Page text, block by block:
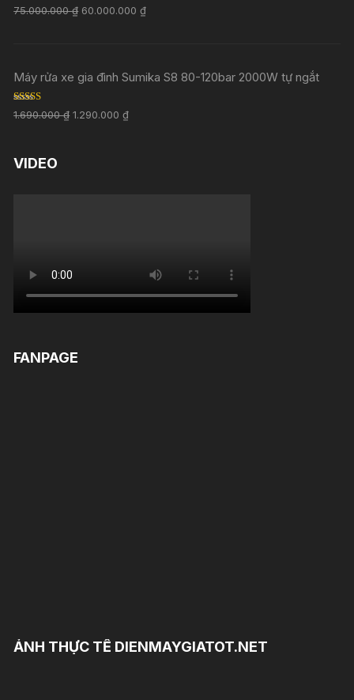
Rated5.00
out of 5
75.000.000₫ 60.000.000₫
Máy rửa xe gia đình Sumika S8 80-120bar 2000W tự ngắt
Rated 5.00
out of 5
1.690.000₫ 1.290.000₫
VIDEO
FANPAGE
ẢNH THỰC TẾ DIENMAYGIATOT.NET